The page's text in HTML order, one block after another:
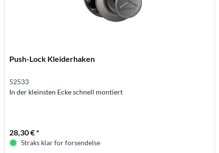
Push-Lock Kleiderhaken
52533
In der kleinsten Ecke schnell montiert
28,30 € *
Straks klar for forsendelse